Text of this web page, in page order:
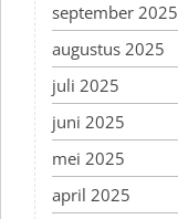
september 2025
augustus 2025
juli 2025
juni 2025
mei 2025
april 2025